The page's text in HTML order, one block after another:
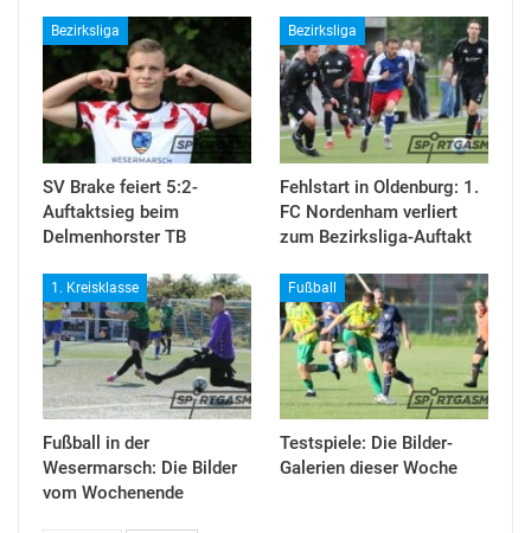
Bezirksliga
SV Brake feiert 5:2-
Auftaktsieg beim
Delmenhorster TB
Bezirksliga
Fehlstart in Oldenburg: 1.
FC Nordenham verliert
zum Bezirksliga-Auftakt
1. Kreisklasse
Fußball in der
Wesermarsch: Die Bilder
vom Wochenende
Fußball
Testspiele: Die Bilder-
Galerien dieser Woche